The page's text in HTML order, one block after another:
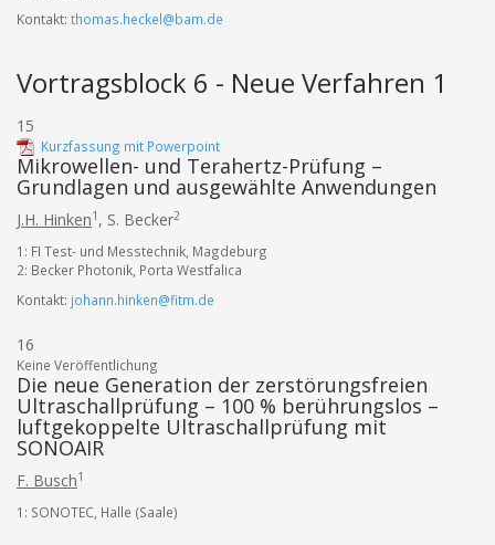
Kontakt: thomas.heckel@bam.de
Vortragsblock 6 - Neue Verfahren 1
15
Kurzfassung mit Powerpoint
Mikrowellen- und Terahertz-Prüfung –
Grundlagen und ausgewählte Anwendungen
J.H. Hinken1 , S. Becker2
1: FI Test- und Messtechnik, Magdeburg
2: Becker Photonik, Porta Westfalica
Kontakt: johann.hinken@fitm.de
16
Keine Veröffentlichung
Die neue Generation der zerstörungsfreien
Ultraschallprüfung – 100 % berührungslos –
luftgekoppelte Ultraschallprüfung mit
SONOAIR
F. Busch1
1: SONOTEC, Halle (Saale)